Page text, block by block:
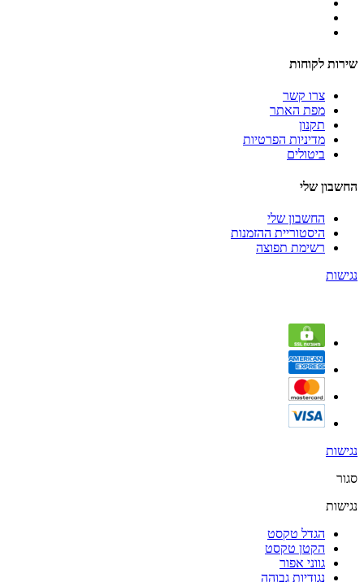
שירות לקוחות
צרו קשר
מפת האתר
תקנון
מדיניות הפרטיות
ביטולים
החשבון שלי
החשבון שלי
היסטוריית ההזמנות
רשימת תפוצה
נגישות
נגישות
סגור
נגישות
הגדל טקסט
הקטן טקסט
גווני אפור
נגודיות גבוהה